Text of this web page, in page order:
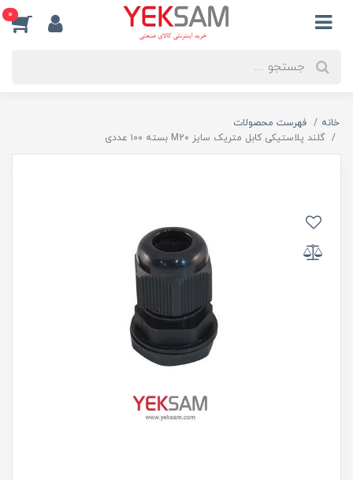
0
خانه
فهرست محصولات
گلند پلاستیکی کابل متریک سایز M20 بسته ۱0۰ عددی